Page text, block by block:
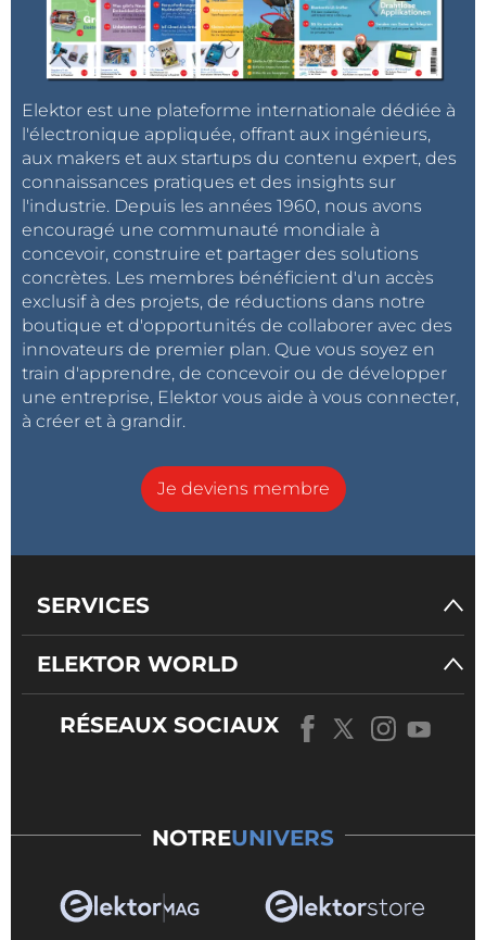
Elektor est une plateforme internationale dédiée à
l'électronique appliquée, offrant aux ingénieurs,
aux makers et aux startups du contenu expert, des
connaissances pratiques et des insights sur
l'industrie. Depuis les années 1960, nous avons
encouragé une communauté mondiale à
concevoir, construire et partager des solutions
concrètes. Les membres bénéficient d'un accès
exclusif à des projets, de réductions dans notre
boutique et d'opportunités de collaborer avec des
innovateurs de premier plan. Que vous soyez en
train d'apprendre, de concevoir ou de développer
une entreprise, Elektor vous aide à vous connecter,
à créer et à grandir.
Je deviens membre
SERVICES
ELEKTOR WORLD
RÉSEAUX SOCIAUX
NOTREUNIVERS